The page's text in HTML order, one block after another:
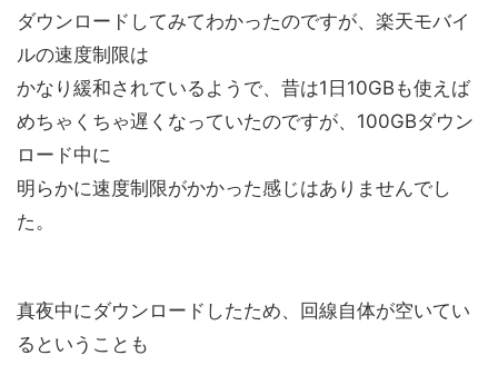
ダウンロードしてみてわかったのですが、楽天モバイ
ルの速度制限は
かなり緩和されているようで、昔は1日10GBも使えば
めちゃくちゃ遅くなっていたのですが、100GBダウン
ロード中に
明らかに速度制限がかかった感じはありませんでし
た。
真夜中にダウンロードしたため、回線自体が空いてい
るということも